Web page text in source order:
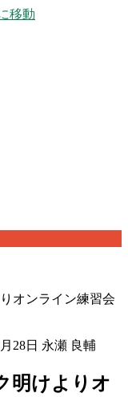
移動
オンライン練習会
28日 永瀬 良輔
明けよりオ